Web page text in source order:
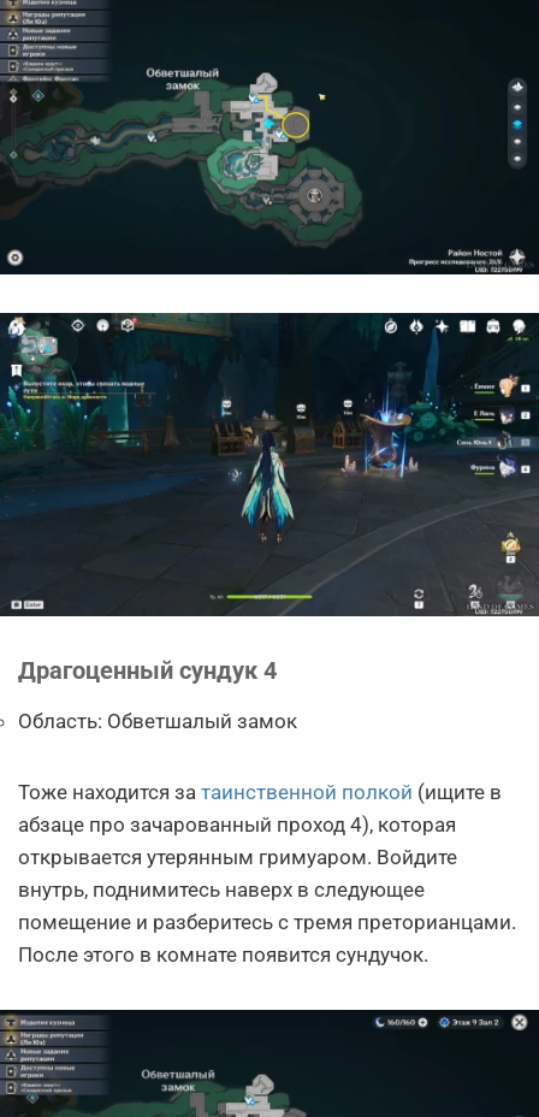
Драгоценный сундук 4
Область: Обветшалый замок
Тоже находится за таинственной полкой (ищите в
абзаце про зачарованный проход 4), которая
открывается утерянным гримуаром. Войдите
внутрь, поднимитесь наверх в следующее
помещение и разберитесь с тремя преторианцами.
После этого в комнате появится сундучок.